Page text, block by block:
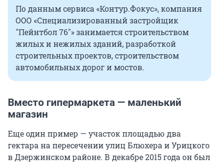
По данным сервиса «Контур.Фокус», компания
ООО «Специализированный застройщик
"Пейнтбол 76"» занимается строительством
жилых и нежилых зданий, разработкой
строительных проектов, строительством
автомобильных дорог и мостов.
Вместо гипермаркета — маленький
магазин
Еще один пример — участок площадью два
гектара на пересечении улиц Блюхера и Урицкого
в Дзержинском районе. В декабре 2015 года он был